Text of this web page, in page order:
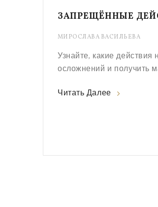
ЗАПРЕЩЁННЫЕ
МИРОСЛАВА ВАСИЛЬЕВА
Узнайте, какие
осложнений и получить
Читать Далее